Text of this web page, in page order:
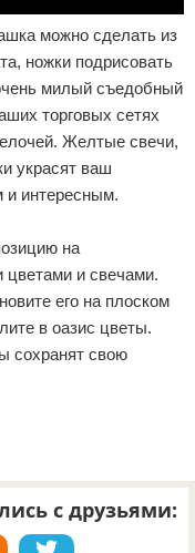
можно сделать из
ножки подрисовать
милый съедобный
торговых сетях
Желтые свечи,
украсят ваш
и интересным.
на
и свечами.
его на плоском
в оазис цветы.
сохранят свою
с друзьями: